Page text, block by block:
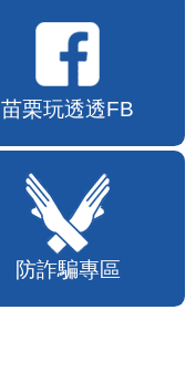
苗栗玩透透FB
防詐騙專區